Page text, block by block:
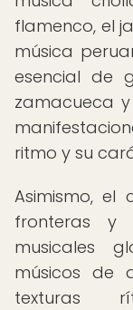
flamenco, el
música
esencial de
zamacueca
ritmo y su
Asimismo, el
fronteras y
musicales
músicos de
texturas